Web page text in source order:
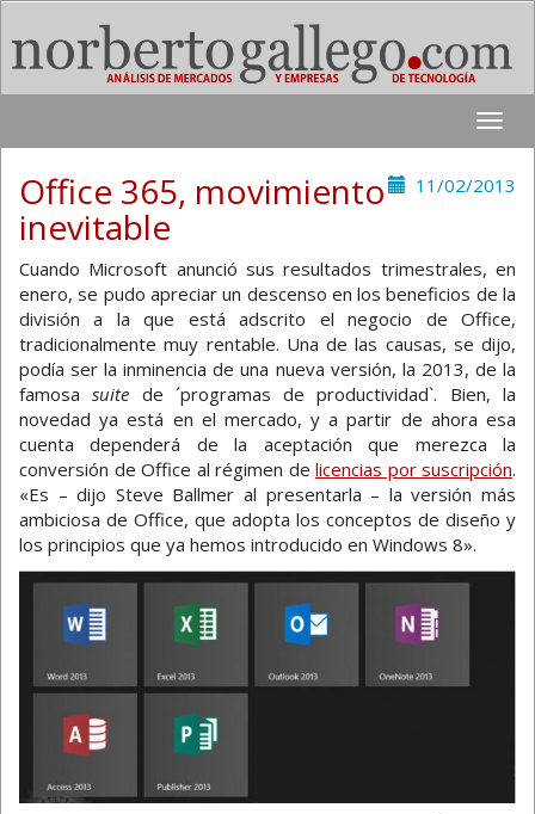
Toggle
11/02/2013
Office 365, movimiento
inevitable
Cuando Microsoft anunció sus resultados trimestrales, en
enero, se pudo apreciar un descenso en los beneficios de la
división a la que está adscrito el negocio de Office,
tradicionalmente muy rentable. Una de las causas, se dijo,
podía ser la inminencia de una nueva versión, la 2013, de la
famosasuite de ´programas de productividad`. Bien, la
novedad ya está en el mercado, y a partir de ahora esa
cuenta dependerá de la aceptación que merezca la
conversión de Office al régimen de licencias por suscripción.
«Es – dijo Steve Ballmer al presentarla – la versión más
ambiciosa de Office, que adopta los conceptos de diseño y
los principios que ya hemos introducido en Windows 8».